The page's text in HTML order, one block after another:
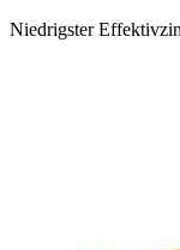
Niedrigster